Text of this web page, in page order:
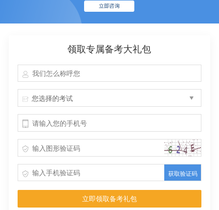
领取专属备考大礼包
您选择的考试
获取验证码
立即领取备考礼包